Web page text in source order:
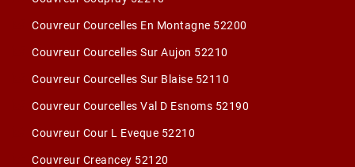
Couvreur Courcelles En Montagne 52200
Couvreur Courcelles Sur Aujon 52210
Couvreur Courcelles Sur Blaise 52110
Couvreur Courcelles Val D Esnoms 52190
Couvreur Cour L Eveque 52210
Couvreur Creancey 52120